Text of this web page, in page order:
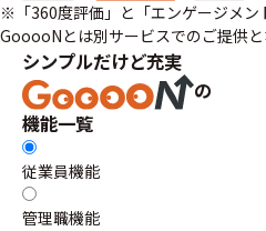
※「360度評価」と「エンゲージメン
GooooNとは別サービスでのご提供と
シンプルだけど充実
の
機能一覧
従業員機能
管理職機能